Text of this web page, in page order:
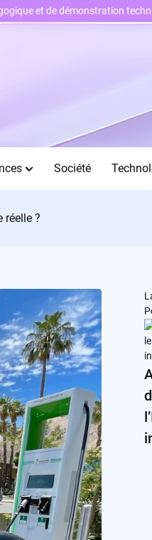
Société
réelle ?
et de démonstration